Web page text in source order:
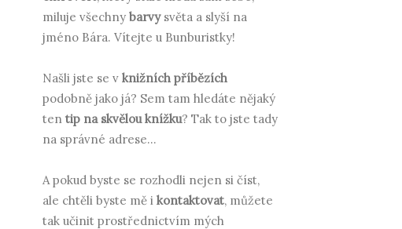
miluje všechny barvy světa a slyší na
jméno Bára. Vítejte u Bunburistky!
Našli jste se v knižních příbězích
podobně jako já? Sem tam hledáte nějaký
ten tip na skvělou knížku? Tak to jste tady
na správné adrese...
A pokud byste se rozhodli nejen si číst,
ale chtěli byste mě i kontaktovat, můžete
tak učinit prostřednictvím mých